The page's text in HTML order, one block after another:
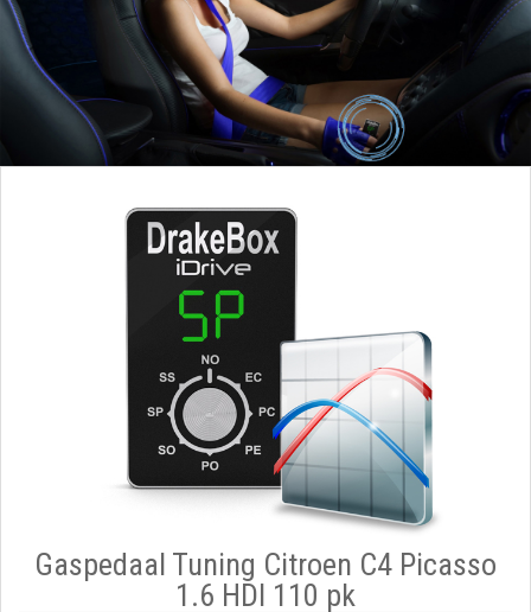
Gaspedaal Tuning Citroen C4 Picasso
1.6 HDI 110 pk